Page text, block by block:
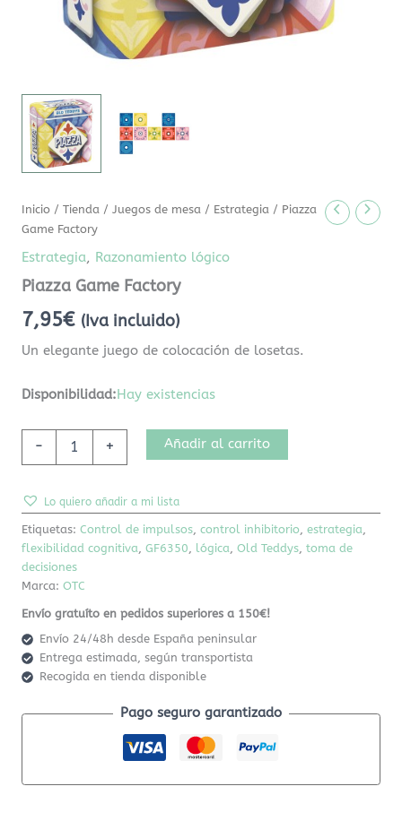
Inicio /Tienda /Juegos de mesa / Estrategia / Piazza
Game Factory
Estrategia, Razonamiento lógico
Piazza Game Factory
7,95€ (Iva incluido)
Un elegante juego de colocación de losetas.
Disponibilidad:Hay existencias
- + Añadir al carrito
Lo quiero añadir a mi lista
Etiquetas:Control de impulsos ,control inhibitorio ,estrategia
flexibilidad cognitiva ,GF6350 lógica ,Old Teddys ,toma de
decisiones
Marca:OTC
Envío gratuíto en pedidos superiores a 150€!
Envío 24/48h desde España peninsular
Entrega estimada, según transportista
Recogida en tienda disponible
Pago seguro garantizado